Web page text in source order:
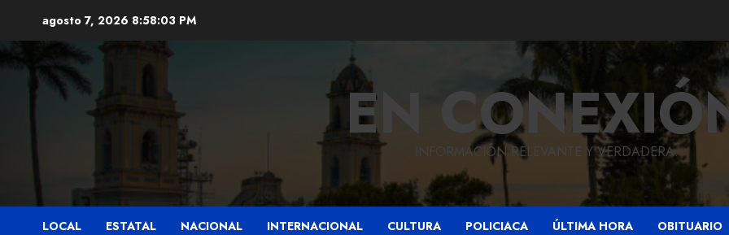
contenido
agosto 7, 2026 8:58:04 PM
ENINFORMACIÓN RELEVANTE Y VERDADERA.
LOCAL ESTATAL NACIONAL INTERNACIONAL CULTURA POLICIACA ÚLTIMA HORA OBITUARIO